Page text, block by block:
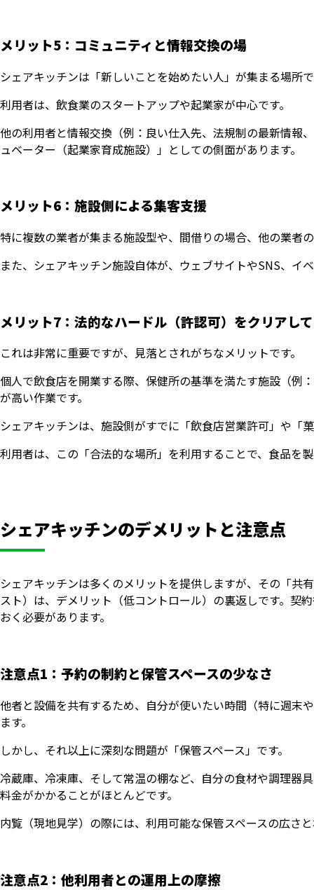
メリット5：コミュニティと情報交換の場
シェアキッチンは「新しいことを始めたい人」が集まる場所
利用者は、飲食業のスタートアップや起業家が中心です。
他の利用者と情報交換（例：良い仕入先、法規制の最新情報
ュベーター（起業家育成施設）」としての側面があります。
メリット6：施設側による集客支援
特に複数の業者が集まる施設型や、間借りの場合、他の業者
また、シェアキッチン施設自体が、ウェブサイトやSNS、イ
メリット7：法的なハードル（許認可）をクリアし
これは非常に重要ですが、見落とされがちなメリットです。
個人で飲食店を開業する際、保健所の基準を満たす施設（例
が高い作業です。
シェアキッチンは、施設側がすでに「飲食店営業許可」や「
利用者は、この「合法的な場所」を利用することで、食品を
シェアキッチンのデメリットと注意点
シェアキッチンは多くのメリットを提供しますが、その「共
スト）は、デメリット（低コントロール）の裏返しです。契
おく必要があります。
注意点1：予約の制約と保管スペースの少なさ
他者と設備を共有するため、自分が使いたい時間（特に週末
ます。
しかし、それ以上に深刻な問題が「保管スペース」です。
冷蔵庫、冷凍庫、そして常温の棚など、自分の食材や調理器
料金がかかることがほとんどです。
内覧（現地見学）の際には、利用可能な保管スペースの広さ
注意点2：他利用者との運用上の摩擦